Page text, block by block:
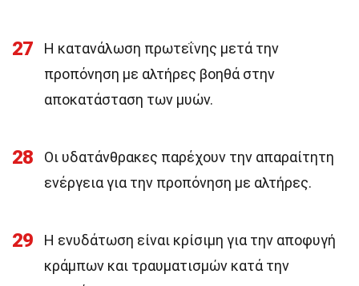
27
Η κατανάλωση πρωτεΐνης μετά την
προπόνηση με αλτήρες βοηθά στην
αποκατάσταση των μυών.
28
Οι υδατάνθρακες παρέχουν την απαραίτητη
ενέργεια για την προπόνηση με αλτήρες.
29
Η ενυδάτωση είναι κρίσιμη για την αποφυγή
κράμπων και τραυματισμών κατά την